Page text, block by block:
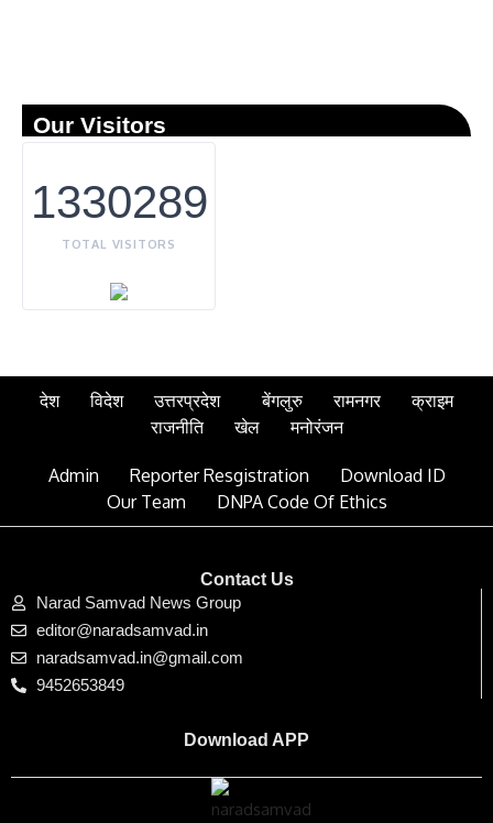
Our Visitors
1330289
TOTAL VISITORS
देश विदेश उत्तरप्रदेश बेंगलुरु रामनगर
क्राइम
राजनीति
खेल मनोरंजन
Admin Reporter Resgistration
Download ID
Our Team
DNPA Code Of Ethics
Contact Us
Narad Samvad News Group
editor@naradsamvad.in
naradsamvad.in@gmail.com
9452653849
Download APP